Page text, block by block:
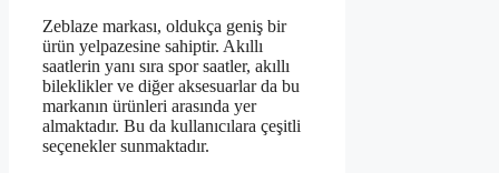
Zeblaze markası, oldukça geniş bir
ürün yelpazesine sahiptir. Akıllı
saatlerin yanı sıra spor saatler, akıllı
bileklikler ve diğer aksesuarlar da bu
markanın ürünleri arasında yer
almaktadır. Bu da kullanıcılara çeşitli
seçenekler sunmaktadır.